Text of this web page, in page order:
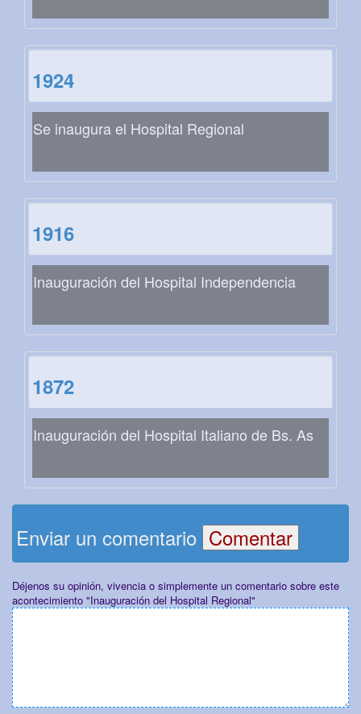
1924
Se inaugura el Hospital Regional
1916
Inauguración del Hospital Independencia
1872
Inauguración del Hospital Italiano de Bs. As
Enviar un comentario
Déjenos su opinión, vivencia o simplemente un comentario sobre este
acontecimiento "Inauguración del Hospital Regional"